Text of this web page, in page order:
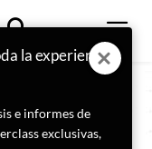
la experiencia
e informes de
exclusivas,